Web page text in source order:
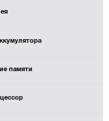
памяти